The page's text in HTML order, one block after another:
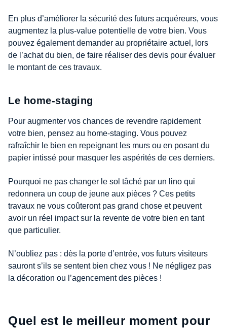
En plus d’améliorer la sécurité des futurs acquéreurs, vous
augmentez la plus-value potentielle de votre bien. Vous
pouvez également demander au propriétaire actuel, lors
de l’achat du bien, de faire réaliser des devis pour évaluer
le montant de ces travaux.
Le home-staging
Pour augmenter vos chances de revendre rapidement
votre bien, pensez au home-staging. Vous pouvez
rafraîchir le bien en repeignant les murs ou en posant du
papier intissé pour masquer les aspérités de ces derniers.
Pourquoi ne pas changer le sol tâché par un lino qui
redonnera un coup de jeune aux pièces ? Ces petits
travaux ne vous coûteront pas grand chose et peuvent
avoir un réel impact sur la revente de votre bien en tant
que particulier.
N’oubliez pas : dès la porte d’entrée, vos futurs visiteurs
sauront s’ils se sentent bien chez vous ! Ne négligez pas
la décoration ou l’agencement des pièces !
Quel est le meilleur moment pour